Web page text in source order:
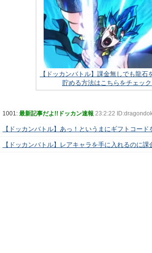
【ドッカンバトル】課金無しでも龍石
貯める方法はこちらをチェック
1001: 最新記事だよ!!ドッカン速報 23:2:22
【ドッカンバトル】あっ！というまにギフトコー
【ドッカンバトル】レアキャラを手に入れるのに